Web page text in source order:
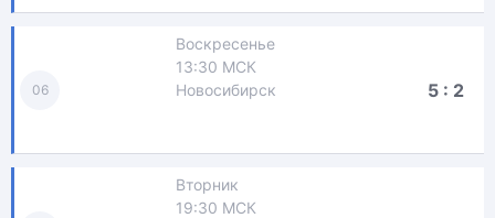
06
Воскресенье
13:30 МСК
Новосибирск
5 : 2
Вторник
19:30 МСК